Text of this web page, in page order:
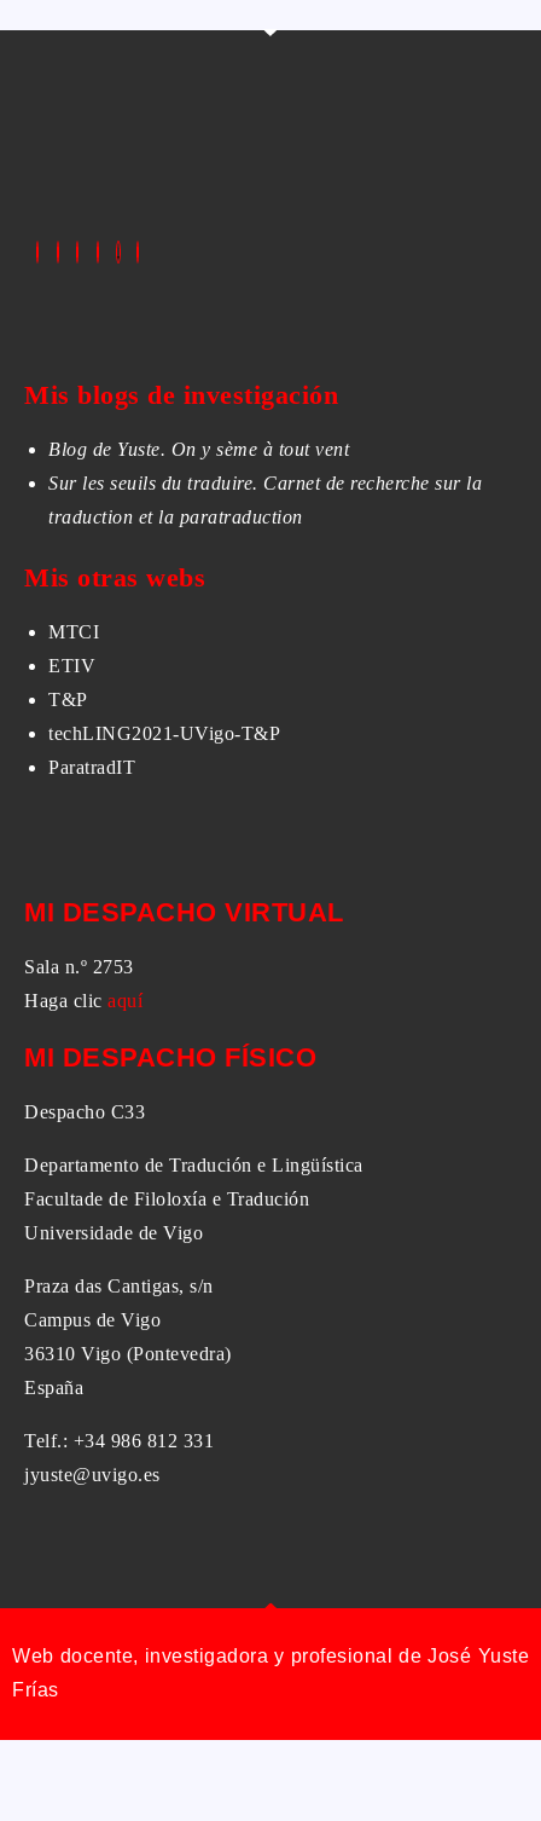
Mis blogs de investigación
Blog de Yuste. On y sème à tout vent
Sur les seuils du traduire. Carnet de recherche sur la
traduction et la paratraduction
Mis otras webs
MTCI
ETIV
T&P
techLING2021-UVigo-T&P
ParatradIT
MI DESPACHO VIRTUAL
Sala n.º 2753
Haga clic aquí
MI DESPACHO FÍSICO
Despacho C33
Departamento de Tradución e Lingüística
Facultade de Filoloxía e Tradución
Universidade de Vigo
Praza das Cantigas, s/n
Campus de Vigo
36310 Vigo (Pontevedra)
España
Telf.: +34 986 812 331
jyuste@uvigo.es
Web docente, investigadora y profesional de José Yuste
Frías